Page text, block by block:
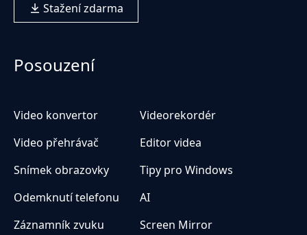
Stažení zdarma
Posouzení
Video konvertor
Videorekordér
Video přehrávač
Editor videa
Snímek obrazovky
Tipy pro Windows
Odemknutí telefonu
AI
Záznamník zvuku
Screen Mirror